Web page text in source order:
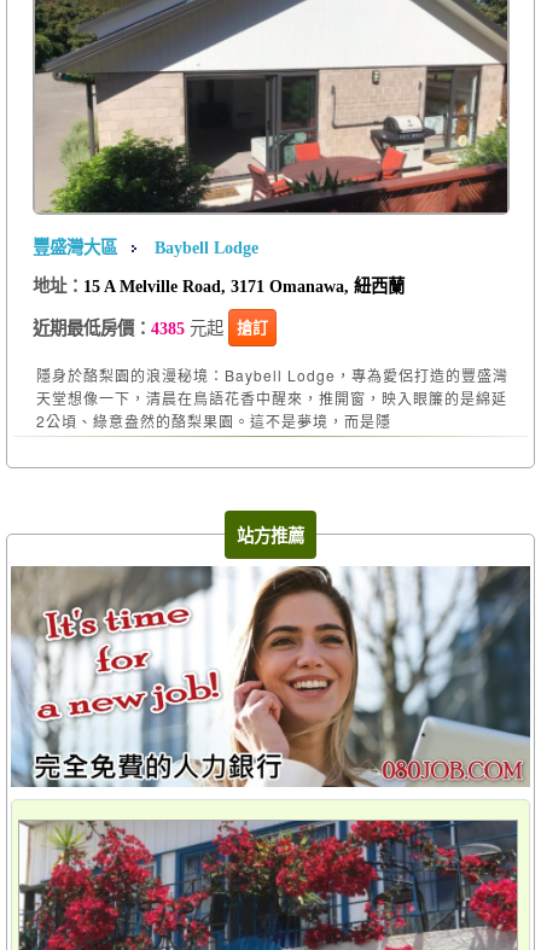
豐盛灣大區
Baybell Lodge
地址： 15 A Melville Road, 3171 Omanawa, 紐西蘭
近期最低房價： 4385元起 搶訂
隱身於酪梨園的浪漫秘境：Baybell Lodge，專為愛侶打造的豐盛灣
天堂想像一下，清晨在鳥語花香中醒來，推開窗，映入眼簾的是綿延
2公頃、綠意盎然的酪梨果園。這不是夢境，而是隱
站方推薦